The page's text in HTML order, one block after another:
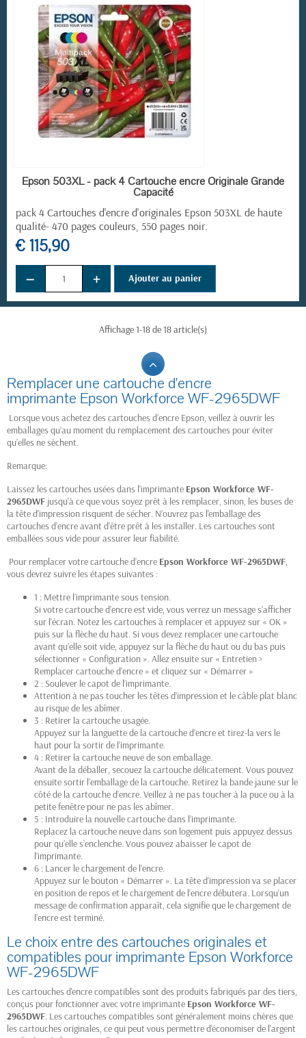
EN STOCK
Epson 503XL - pack 4 Cartouche encre Originale Grande
Capacité
pack 4 Cartouches d'encre d'originales Epson 503XL de haute
qualité- 470 pages couleurs, 550 pages noir.
€ 115,90
− + Ajouter au panier
Affichage 1-18 de 18 article(s)
Remplacer une cartouche d'encre
imprimante Epson Workforce WF-2965DWF
Lorsque vous achetez des cartouches d’encre Epson, veillez à ouvrir les
emballages qu’au moment du remplacement des cartouches pour éviter
qu’elles ne sèchent.
Remarque:
Laissez les cartouches usées dans l'imprimante Epson Workforce WF-
2965DWF jusqu'à ce que vous soyez prêt à les remplacer, sinon, les buses de
la tête d'impression risquent de sécher. N’ouvrez pas l'emballage des
cartouches d’encre avant d’être prêt à les installer. Les cartouches sont
emballées sous vide pour assurer leur fiabilité.
Pour remplacer votre cartouche d’encre Epson Workforce WF-2965DWF,
vous devrez suivre les étapes suivantes :
1 : Mettre l’imprimante sous tension.
Si votre cartouche d’encre est vide, vous verrez un message s’afficher
sur l’écran. Notez les cartouches à remplacer et appuyez sur « OK »
puis sur la flèche du haut. Si vous devez remplacer une cartouche
avant qu’elle soit vide, appuyez sur la flèche du haut ou du bas puis
sélectionner « Configuration ». Allez ensuite sur « Entretien >
Remplacer cartouche d’encre » et cliquez sur « Démarrer »
2 : Soulever le capot de l’imprimante.
Attention à ne pas toucher les têtes d’impression et le câble plat blanc
au risque de les abîmer.
3 : Retirer la cartouche usagée.
Appuyez sur la languette de la cartouche d’encre et tirez-la vers le
haut pour la sortir de l’imprimante.
4 : Retirer la cartouche neuve de son emballage.
Avant de la déballer, secouez la cartouche délicatement. Vous pouvez
ensuite sortir l’emballage de la cartouche. Retirez la bande jaune sur le
côté de la cartouche d’encre. Veillez à ne pas toucher à la puce ou à la
petite fenêtre pour ne pas les abîmer.
5 : Introduire la nouvelle cartouche dans l’imprimante.
Replacez la cartouche neuve dans son logement puis appuyez dessus
pour qu’elle s’enclenche. Vous pouvez abaisser le capot de
l’imprimante.
6 : Lancer le chargement de l’encre.
Appuyez sur le bouton « Démarrer ». La tête d’impression va se placer
en position de repos et le chargement de l’encre débutera. Lorsqu’un
message de confirmation apparaît, cela signifie que le chargement de
l’encre est terminé.
Le choix entre des cartouches originales et
compatibles pour imprimante Epson Workforce
WF-2965DWF
Les cartouches d'encre compatibles sont des produits fabriqués par des tiers,
conçus pour fonctionner avec votre imprimante Epson Workforce WF-
2965DWF. Les cartouches compatibles sont généralement moins chères que
les cartouches originales, ce qui peut vous permettre d'économiser de l'argent